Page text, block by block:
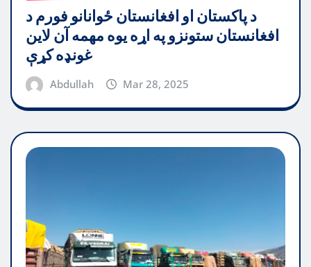
د پاکستان او افغانستان ځوانانو فورم د
افغانستان ستونزو په اړه یوه مهمه آن لاین
غونډه کړې
Abdullah Mar 28, 2025